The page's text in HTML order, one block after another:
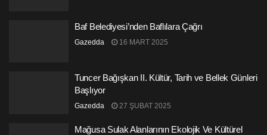
Baf Belediyesi’nden Baflılara Çağrı
Gazedda 16 MART 2025
Tuncer Bağışkan II. Kültür, Tarih ve Bellek Günleri
Başlıyor
Gazedda 27 ŞUBAT 2025
Mağusa Sulak Alanlarının Ekolojik Ve Kültürel